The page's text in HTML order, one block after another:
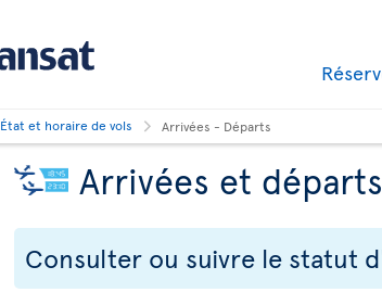
État et horaire de vols Arrivées - Départs
Arrivées et départs
Consulter ou suivre le statut